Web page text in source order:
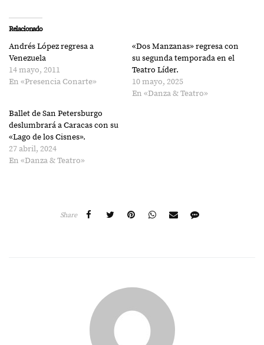
Twitter
(Se
abre
en
una
ventana
nueva)
una
Relacionado
Andrés López regresa a
Venezuela
14 mayo, 2011
En «Presencia Conarte»
«Dos Manzanas» regresa con
su segunda temporada en el
Teatro Líder.
10 mayo, 2025
En «Danza & Teatro»
Ballet de San Petersburgo
deslumbrará a Caracas con su
«Lago de los Cisnes».
27 abril, 2024
En «Danza & Teatro»
Share